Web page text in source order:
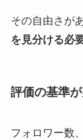
その自由さが
を見分ける必
評価の基準
フォロワー数